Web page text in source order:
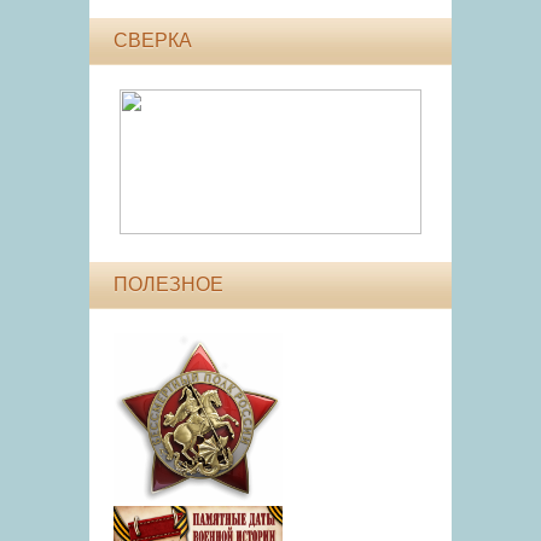
СВЕРКА
ПОЛЕЗНОЕ